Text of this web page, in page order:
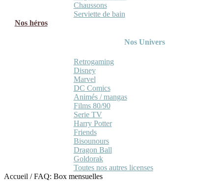
Chaussons
Serviette de bain
Nos héros
Nos Univers
Retrogaming
Disney
Marvel
DC Comics
Animés / mangas
Films 80/90
Serie TV
Harry Potter
Friends
Bisounours
Dragon Ball
Goldorak
Toutes nos autres licenses
Accueil /FAQ: Box mensuelles